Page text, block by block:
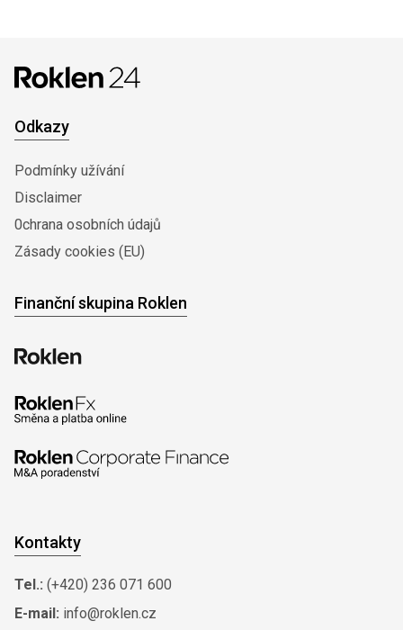
Odkazy
Podmínky užívání
Disclaimer
0chrana osobních údajů
Zásady cookies (EU)
Finanční skupina Roklen
Kontakty
Tel.: (+420) 236 071 600
E-mail: info@roklen.cz